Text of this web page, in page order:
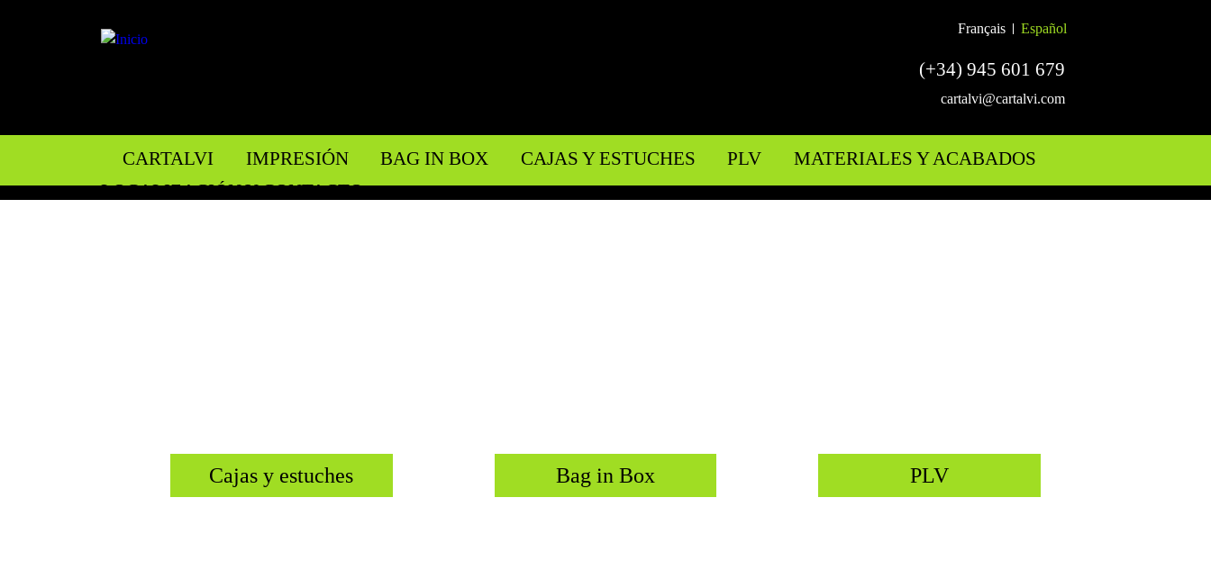
(+34) 945 601 679
cartalvi@cartalvi.com
Français Español
CARTALVI IMPRESIÓN BAG IN BOX CAJAS Y ESTUCHES PLV
MATERIALES Y ACABADOS
LOCALIZACIÓN Y CONTACTO
Cajas y estuches Bag in Box PLV